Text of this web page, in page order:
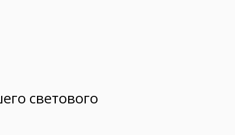
светового